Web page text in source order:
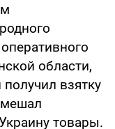
области,
взятку
мешал
товары.